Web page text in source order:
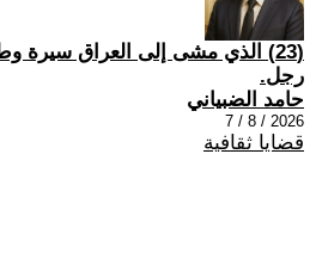
(23) الذي مشى إلى العراق
رجل.
حامد الضبياني
2026 / 8 / 7
قضايا ثقافية